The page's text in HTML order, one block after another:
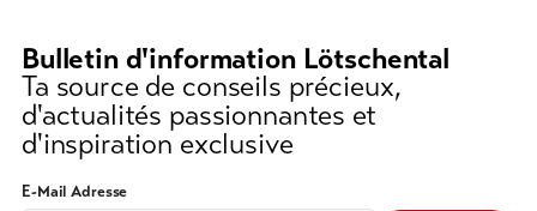
moins
3
caractères)
Bulletin d'information Lötschental
Ta source de conseils précieux,
d'actualités passionnantes et
d'inspiration exclusive
E-Mail Adresse